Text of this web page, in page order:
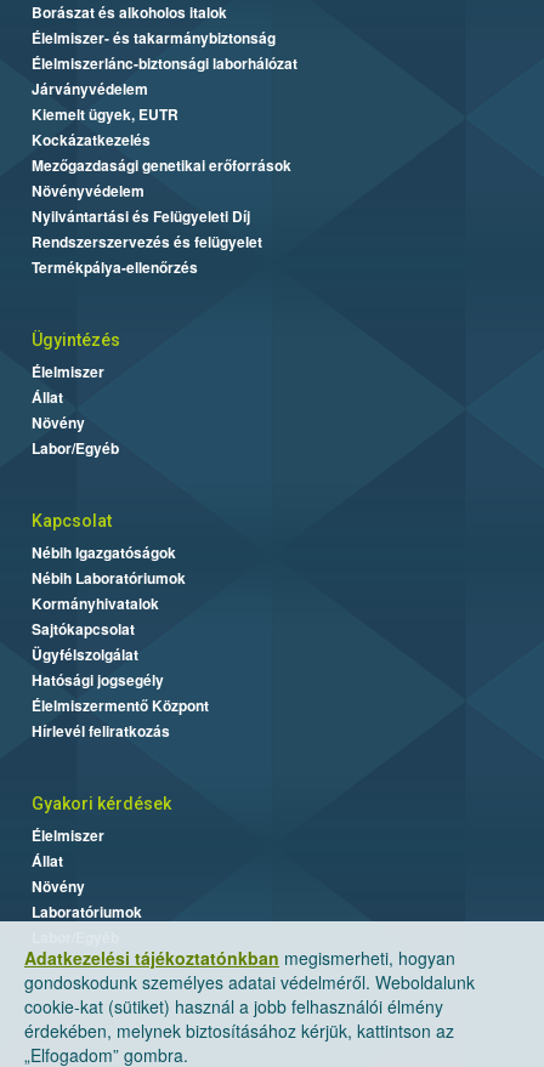
Adatkezelési tájékoztatónkban megismerheti, hogyan
gondoskodunk személyes adatai védelméről. Weboldalunk
cookie-kat (sütiket) használ a jobb felhasználói élmény
érdekében, melynek biztosításához kérjük, kattintson az
„Elfogadom” gombra.
Borászat és alkoholos italok
Élelmiszer- és takarmánybiztonság
Élelmiszerlánc-biztonsági laborhálózat
Járványvédelem
Kiemelt ügyek, EUTR
Kockázatkezelés
Mezőgazdasági genetikai erőforrások
Növényvédelem
Nyilvántartási és Felügyeleti Díj
Rendszerszervezés és felügyelet
Termékpálya-ellenőrzés
Ügyintézés
Élelmiszer
Állat
Növény
Labor/Egyéb
Kapcsolat
Nébih Igazgatóságok
Nébih Laboratóriumok
Kormányhivatalok
Sajtókapcsolat
Ügyfélszolgálat
Hatósági jogsegély
Élelmiszermentő Központ
Hírlevél feliratkozás
Gyakori kérdések
Élelmiszer
Állat
Növény
Laboratóriumok